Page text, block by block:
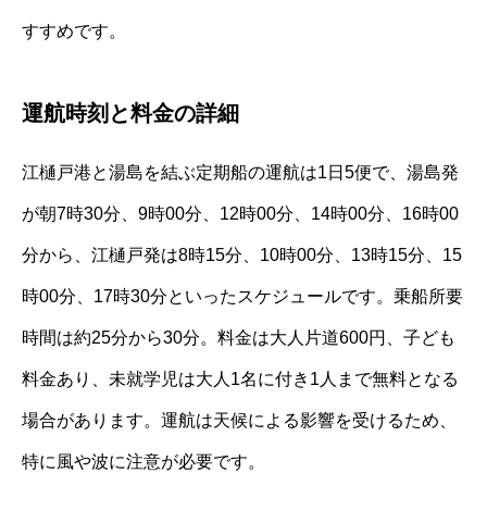
すすめです。
運航時刻と料金の詳細
江樋戸港と湯島を結ぶ定期船の運航は1日5便で、湯島発
が朝7時30分、9時00分、12時00分、14時00分、16時00
分から、江樋戸発は8時15分、10時00分、13時15分、15
時00分、17時30分といったスケジュールです。乗船所要
時間は約25分から30分。料金は大人片道600円、子ども
料金あり、未就学児は大人1名に付き1人まで無料となる
場合があります。運航は天候による影響を受けるため、
特に風や波に注意が必要です。